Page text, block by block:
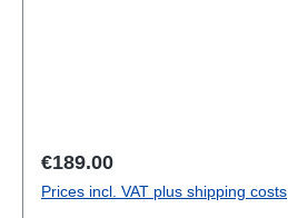
Regular price:
€189.00
Prices incl. VAT plus shipping costs